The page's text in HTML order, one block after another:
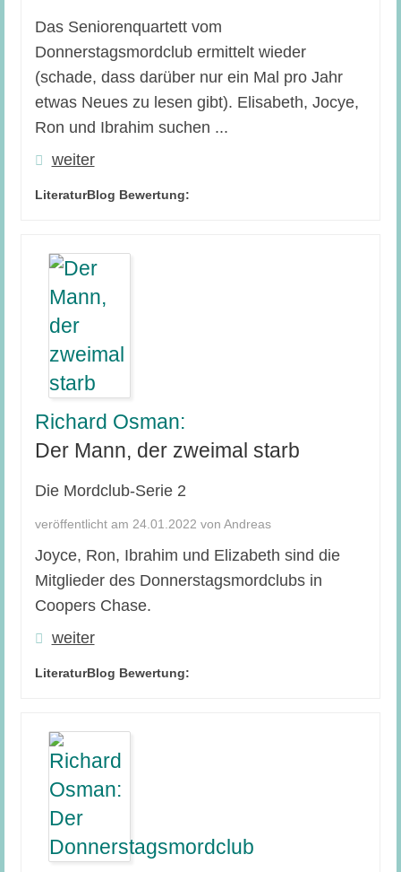
Das Seniorenquartett vom
Donnerstagsmordclub ermittelt wieder
(schade, dass darüber nur ein Mal pro Jahr
etwas Neues zu lesen gibt). Elisabeth, Jocye,
Ron und Ibrahim suchen ...
weiter
LiteraturBlog Bewertung:
Richard Osman:
Der Mann, der zweimal starb
Die Mordclub-Serie 2
veröffentlicht am 24.01.2022 von Andreas
Joyce, Ron, Ibrahim und Elizabeth sind die
Mitglieder des Donnerstagsmordclubs in
Coopers Chase.
weiter
LiteraturBlog Bewertung: